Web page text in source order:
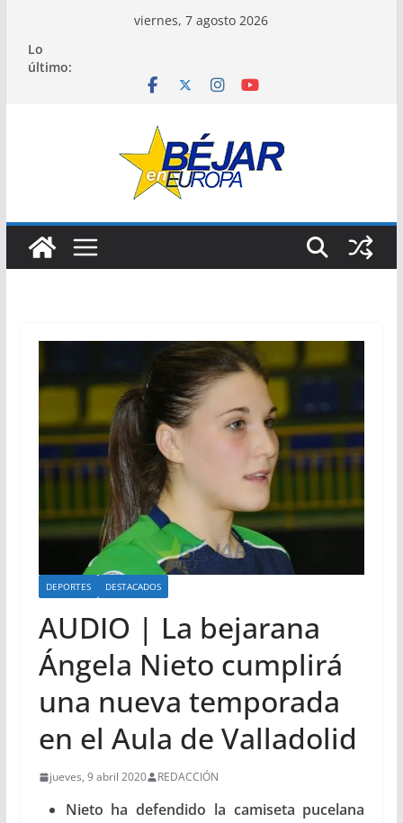
contenido
viernes, 7 agosto 2026
Lo
último:
DEPORTES DESTACADOS
AUDIO | La bejarana
Ángela Nieto cumplirá
una nueva temporada
en el Aula de Valladolid
jueves, 9 abril 2020 REDACCIÓN
Nieto ha defendido la camiseta pucelana